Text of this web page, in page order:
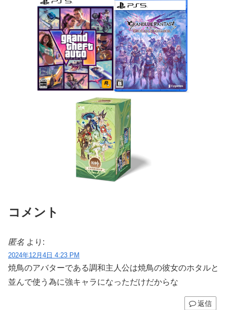
コメント
匿名 より:
2024年12月4日 4:23 PM
焼鳥のアバターである調和主人公は焼鳥の彼女のホタルと
並んで使う為に強キャラになっただけだからな
返信